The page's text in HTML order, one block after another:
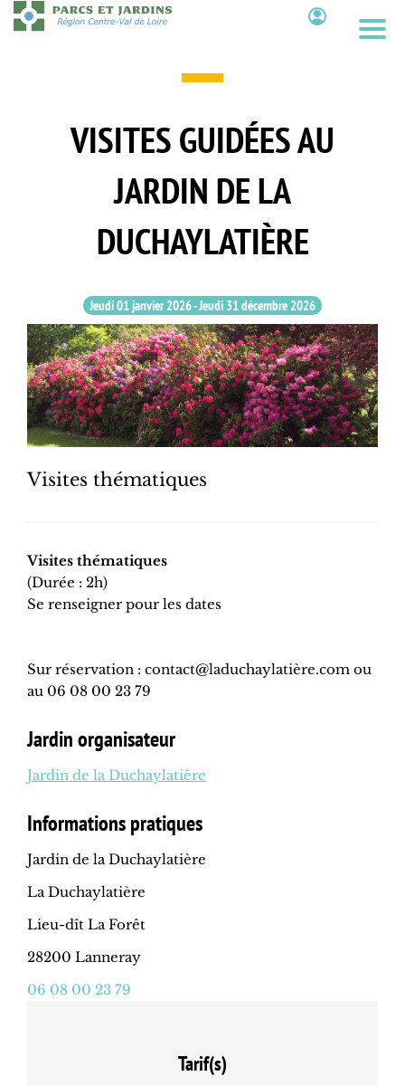
Aller
au
VISITES GUIDÉES AU
JARDIN DE LA
DUCHAYLATIÈRE
Jeudi 01 janvier 2026-Jeudi 31 décembre 2026
Visites thématiques
Visites thématiques
(Durée : 2h)
Se renseigner pour les dates
Sur réservation : contact@laduchaylatière.com ou
au 06 08 00 23 79
Jardin organisateur
Jardin de la Duchaylatière
Informations pratiques
Jardin de la Duchaylatière
La Duchaylatière
Lieu-dît La Forêt
28200 Lanneray
06 08 00 23 79
Tarif(s)